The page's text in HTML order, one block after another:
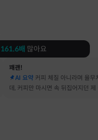
161.6배 많아요
꽤괜!
AI 요약 커피 체질 아니라며 율무
데, 커피만 마시면 속 뒤집어지던 제